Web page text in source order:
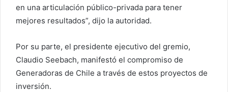
en una articulación público-privada para tener
mejores resultados”, dijo la autoridad.
Por su parte, el presidente ejecutivo del gremio,
Claudio Seebach, manifestó el compromiso de
Generadoras de Chile a través de estos proyectos de
inversión.